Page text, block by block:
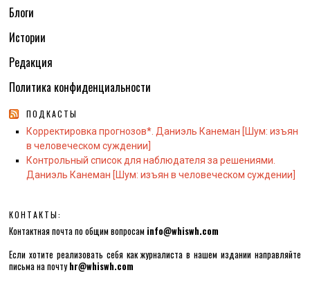
Блоги
Истории
Редакция
Политика конфиденциальности
ПОДКАСТЫ
Корректировка прогнозов*. Даниэль Канеман [Шум: изъян
в человеческом суждении]
Контрольный список для наблюдателя за решениями.
Даниэль Канеман [Шум: изъян в человеческом суждении]
КОНТАКТЫ:
Контактная почта по общим вопросам info@whiswh.com
Если хотите реализовать себя как журналиста в нашем издании направляйте
письма на почтуhr@whiswh.com